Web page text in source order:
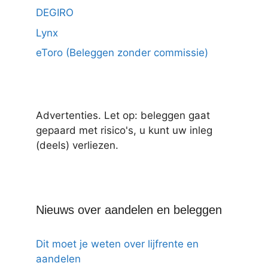
DEGIRO
Lynx
eToro (Beleggen zonder commissie)
Advertenties. Let op: beleggen gaat
gepaard met risico's, u kunt uw inleg
(deels) verliezen.
Nieuws over aandelen en beleggen
Dit moet je weten over lijfrente en
aandelen